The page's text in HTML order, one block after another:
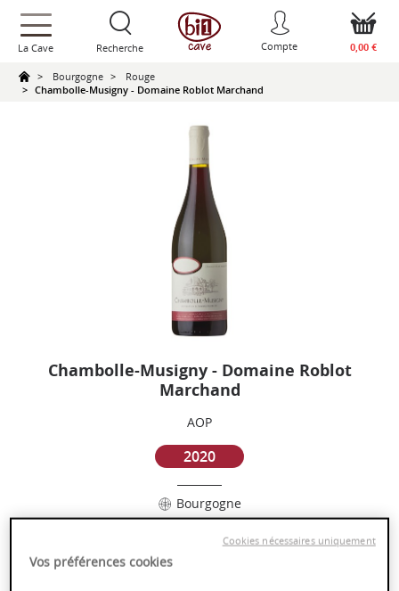
text.skipToContent
text.skipToNavigation
La Cave Recherche Compte 0,00 €
Bourgogne
Rouge
Chambolle-Musigny - Domaine Roblot Marchand
Chambolle-Musigny - Domaine Roblot
Marchand
AOP
2020
Bourgogne
Complexité
Vos préférences cookies
Cookies nécessaires uniquement